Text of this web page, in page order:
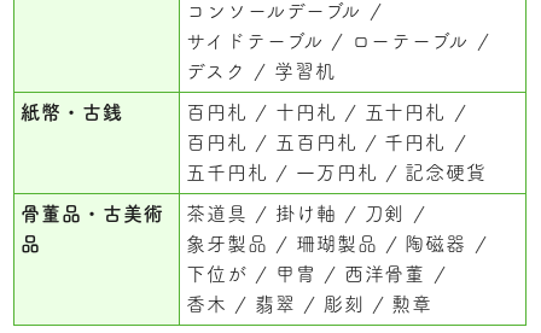
コンソールデーブル
サイドテーブル
ローテーブル
デスク
学習机
紙幣・古銭 百円札 十円札
五十円札
百円札
五百円札
千円札
五千円札
一万円札 記念硬貨
骨董品・古美術
品
茶道具 掛け軸
刀剣
象牙製品
珊瑚製品
陶磁器
下位が
甲冑
西洋骨董
香木
翡翠 彫刻 勲章